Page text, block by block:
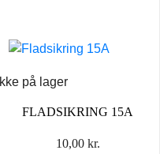
Ikke på lager
FLADSIKRING 15A
10,00 kr.